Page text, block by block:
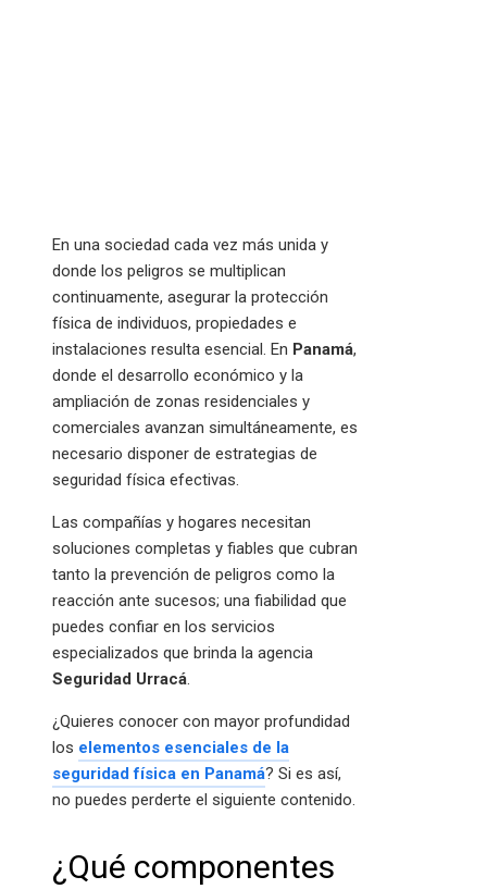
En una sociedad cada vez más unida y
donde los peligros se multiplican
continuamente, asegurar la protección
física de individuos, propiedades e
instalaciones resulta esencial. En Panamá,
donde el desarrollo económico y la
ampliación de zonas residenciales y
comerciales avanzan simultáneamente, es
necesario disponer de estrategias de
seguridad física efectivas.
Las compañías y hogares necesitan
soluciones completas y fiables que cubran
tanto la prevención de peligros como la
reacción ante sucesos; una fiabilidad que
puedes confiar en los servicios
especializados que brinda la agencia
Seguridad Urracá.
¿Quieres conocer con mayor profundidad
los elementos esenciales de la
seguridad física en Panamá? Si es así,
no puedes perderte el siguiente contenido.
¿Qué componentes